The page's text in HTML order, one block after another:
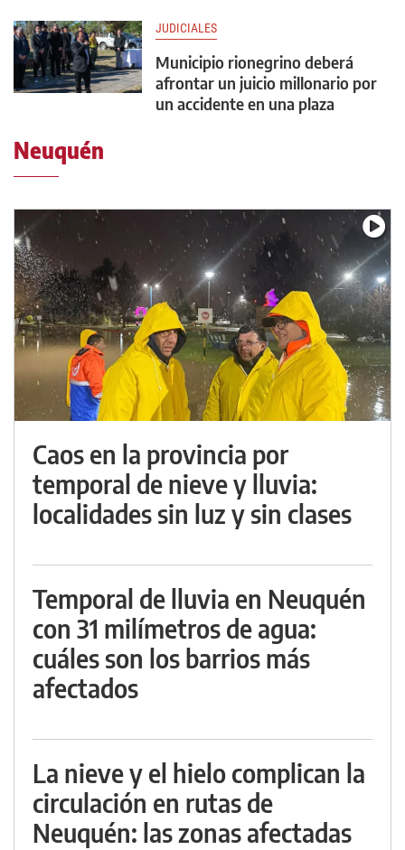
JUDICIALES
Municipio rionegrino deberá
afrontar un juicio millonario por
un accidente en una plaza
Neuquén
Caos en la provincia por
temporal de nieve y lluvia:
localidades sin luz y sin clases
Temporal de lluvia en Neuquén
con 31 milímetros de agua:
cuáles son los barrios más
afectados
La nieve y el hielo complican la
circulación en rutas de
Neuquén: las zonas afectadas